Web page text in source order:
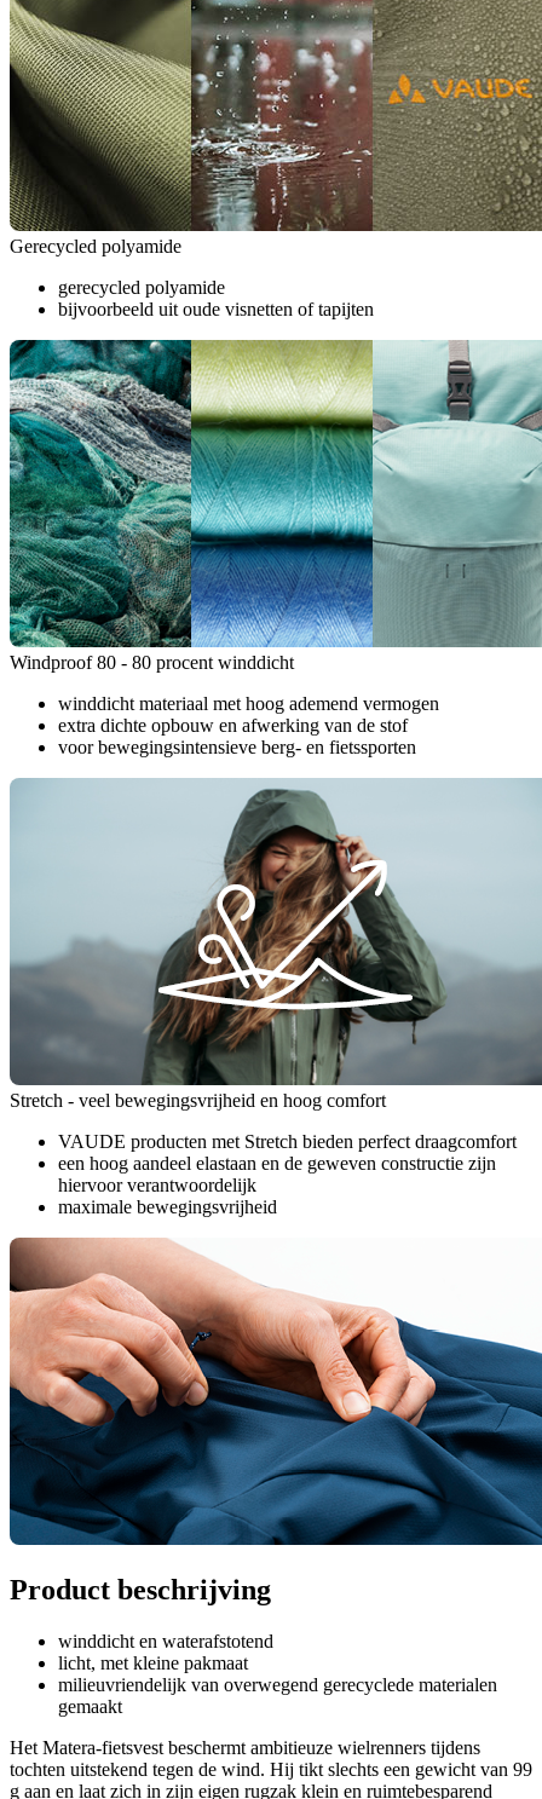
Gerecycled polyamide
gerecycled polyamide
bijvoorbeeld uit oude visnetten of tapijten
Windproof 80 - 80 procent winddicht
winddicht materiaal met hoog ademend vermogen
extra dichte opbouw en afwerking van de stof
voor bewegingsintensieve berg- en fietssporten
Stretch - veel bewegingsvrijheid en hoog comfort
VAUDE producten met Stretch bieden perfect draagcomfort
een hoog aandeel elastaan en de geweven constructie zijn
hiervoor verantwoordelijk
maximale bewegingsvrijheid
Product beschrijving
winddicht en waterafstotend
licht, met kleine pakmaat
milieuvriendelijk van overwegend gerecyclede materialen
gemaakt
Het Matera-fietsvest beschermt ambitieuze wielrenners tijdens
tochten uitstekend tegen de wind. Hij tikt slechts een gewicht van 99
g aan en laat zich in zijn eigen rugzak klein en ruimtebesparend